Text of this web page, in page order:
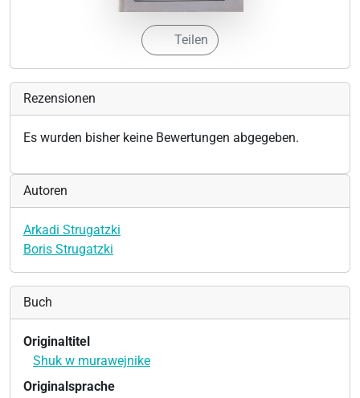
Teilen
Rezensionen
Es wurden bisher keine Bewertungen abgegeben.
Autoren
Arkadi Strugatzki
Boris Strugatzki
Buch
Originaltitel
Shuk w murawejnike
Originalsprache